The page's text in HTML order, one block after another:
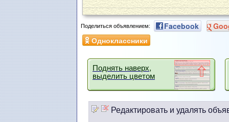
Поделиться объявлением: Facebook
Одноклассники
Поднять наверх,
выделить цветом
Редактировать и удалять